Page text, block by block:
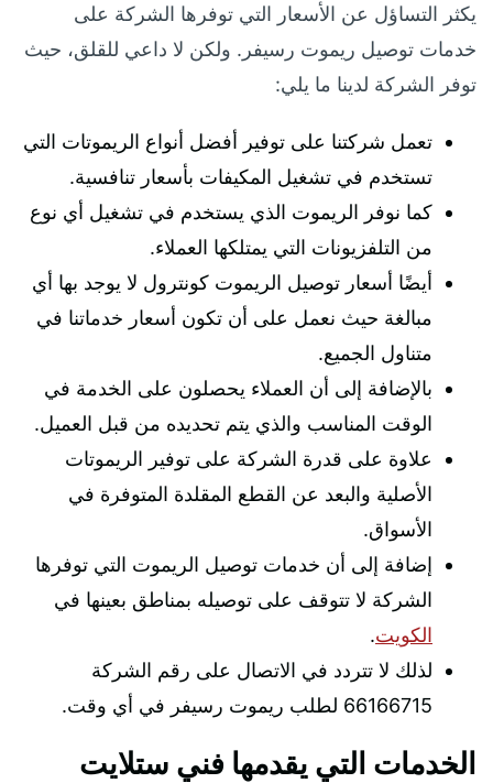
يكثر التساؤل عن الأسعار التي توفرها الشركة على
خدمات توصيل ريموت رسيفر. ولكن لا داعي للقلق، حيث
توفر الشركة لدينا ما يلي:
تعمل شركتنا على توفير أفضل أنواع الريموتات التي
تستخدم في تشغيل المكيفات بأسعار تنافسية.
كما نوفر الريموت الذي يستخدم في تشغيل أي نوع
من التلفزيونات التي يمتلكها العملاء.
أيضًا أسعار توصيل الريموت كونترول لا يوجد بها أي
مبالغة حيث نعمل على أن تكون أسعار خدماتنا في
متناول الجميع.
بالإضافة إلى أن العملاء يحصلون على الخدمة في
الوقت المناسب والذي يتم تحديده من قبل العميل.
علاوة على قدرة الشركة على توفير الريموتات
الأصلية والبعد عن القطع المقلدة المتوفرة في
الأسواق.
إضافة إلى أن خدمات توصيل الريموت التي توفرها
الشركة لا تتوقف على توصيله بمناطق بعينها في
الكويت.
لذلك لا تتردد في الاتصال على رقم الشركة
66166715 لطلب ريموت رسيفر في أي وقت.
الخدمات التي يقدمها فني ستلايت